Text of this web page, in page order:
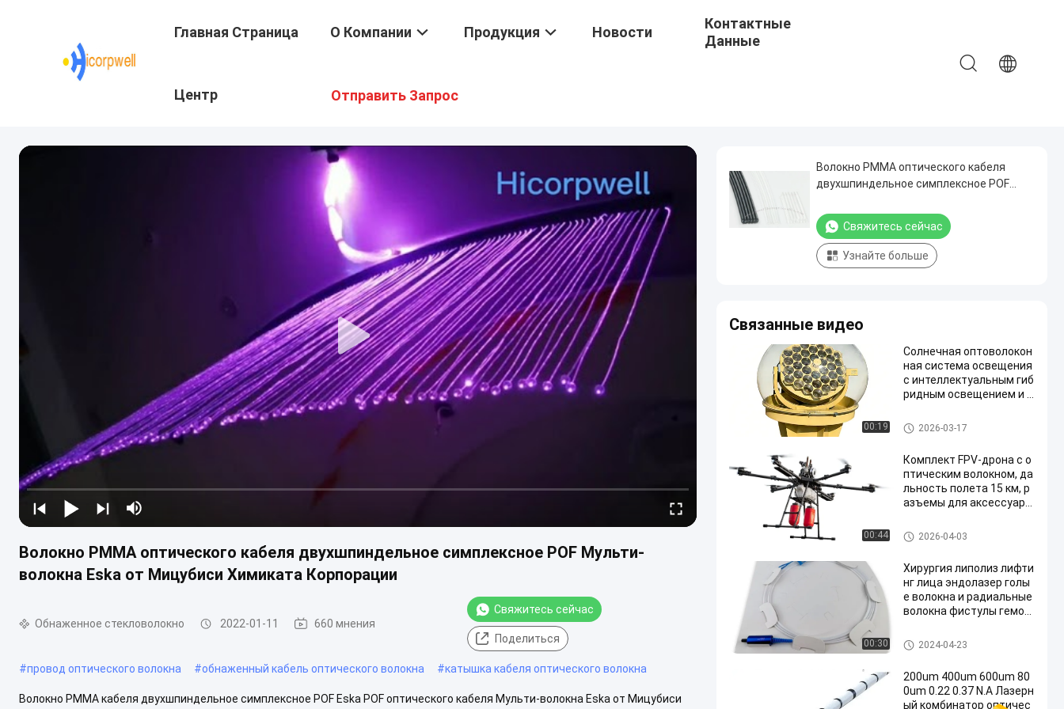
Главная Страница О Компании Продукция Новости
Контактные
Данные
Центр Отправить Запрос
Волокно PMMA оптического кабеля двухшпиндельное симплексное POF Мульти-
волокна Eska от Мицубиси Химиката Корпорации
Обнаженное стекловолокно 2022-01-11 660 мнения
Свяжитесь сейчас
Поделиться
#провод оптического волокна #обнаженный кабель оптического волокна #катышка кабеля оптического волокна
Волокно PMMA кабеля двухшпиндельное симплексное POF Eska POF оптического кабеля Мульти-волокна Eska от Мицубиси
Волокно PMMA оптического кабеля
двухшпиндельное симплексное POF
Химиката Корпорации
Свяжитесь сейчас
Узнайте больше
Связанные видео
00:19
Солнечная оптоволокон
ная система освещения
с интеллектуальным гиб
ридным освещением и п
овым светом
Обнаженное стекловолокно
2026-03-17
00:44
Комплект FPV-дрона с о
птическим волокном, да
льность полета 15 км, р
азъемы для аксессуаро
Обнаженное стекловолокно
2026-04-03
00:30
Хирургия липолиз лифти
нг лица эндолазер голы
е волокна и радиальные
волокна фистулы гемор
Обнаженное стекловолокно
2024-04-23
200um 400um 600um 80
0um 0.22 0.37 N.A Лазерн
ый комбинатор оптичес